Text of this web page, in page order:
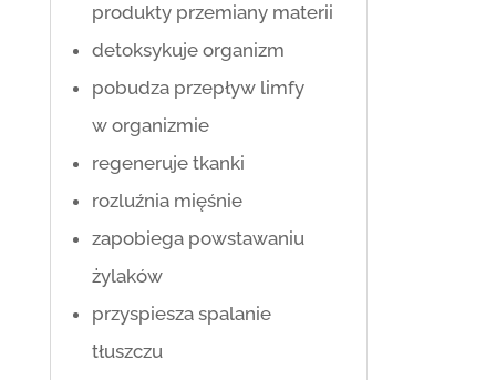
produkty przemiany materii
detoksykuje organizm
pobudza przepływ limfy
w organizmie
regeneruje tkanki
rozluźnia mięśnie
zapobiega powstawaniu
żylaków
przyspiesza spalanie
tłuszczu